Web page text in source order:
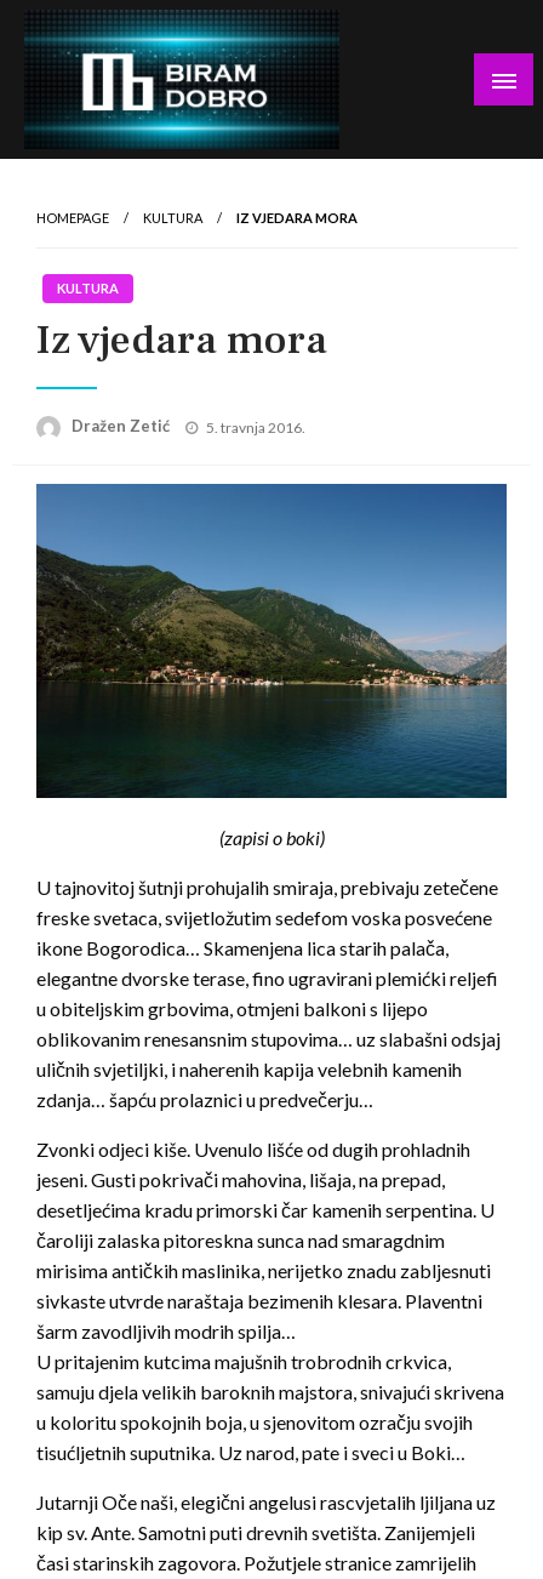
Skip
content
… jer BUDUĆNOST nema drugo IME!
HOMEPAGE KULTURA IZ VJEDARA MORA
KULTURA
Iz vjedara mora
Dražen Zetić
Posted
5. travnja 2016.
(zapisi o boki)
U tajnovitoj šutnji prohujalih smiraja, prebivaju zetečene
freske svetaca, svijetložutim sedefom voska posvećene
ikone Bogorodica… Skamenjena lica starih palača,
elegantne dvorske terase, fino ugravirani plemićki reljefi
u obiteljskim grbovima, otmjeni balkoni s lijepo
oblikovanim renesansnim stupovima… uz slabašni odsjaj
uličnih svjetiljki, i naherenih kapija velebnih kamenih
zdanja… šapću prolaznici u predvečerju…
Zvonki odjeci kiše. Uvenulo lišće od dugih prohladnih
jeseni. Gusti pokrivači mahovina, lišaja, na prepad,
desetljećima kradu primorski čar kamenih serpentina. U
čaroliji zalaska pitoreskna sunca nad smaragdnim
mirisima antičkih maslinika, nerijetko znadu zabljesnuti
sivkaste utvrde naraštaja bezimenih klesara. Plaventni
šarm zavodljivih modrih spilja…
U pritajenim kutcima majušnih trobrodnih crkvica,
samuju djela velikih baroknih majstora, snivajući skrivena
u koloritu spokojnih boja, u sjenovitom ozračju svojih
tisućljetnih suputnika. Uz narod, pate i sveci u Boki…
Jutarnji Oče naši, elegični angelusi rascvjetalih ljiljana uz
kip sv. Ante. Samotni puti drevnih svetišta. Zanijemjeli
časi starinskih zagovora. Požutjele stranice zamrijelih